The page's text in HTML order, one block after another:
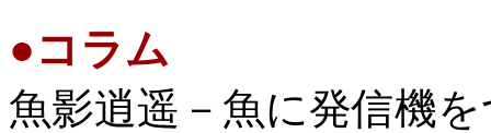
● コラム
魚影逍遥－魚に発信機